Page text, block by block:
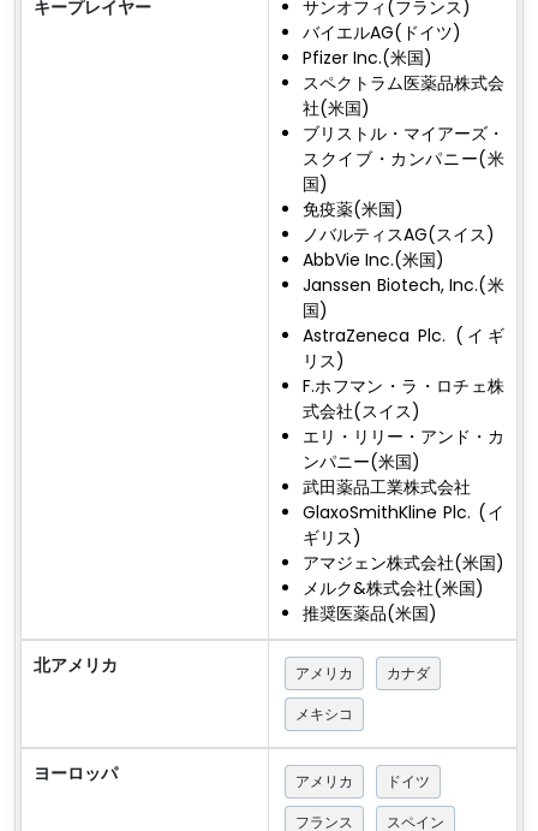
キープレイヤー
サンオフィ(フランス)
バイエルAG(ドイツ)
Pfizer Inc.(米国)
スペクトラム医薬品株式会
社(米国)
ブリストル・マイアーズ・
スクイブ・カンパニー(米
国)
免疫薬(米国)
ノバルティスAG(スイス)
AbbVie Inc.(米国)
Janssen Biotech, Inc.(米
国)
AstraZeneca Plc. (イギ
リス)
F.ホフマン・ラ・ロチェ株
式会社(スイス)
エリ・リリー・アンド・カ
ンパニー(米国)
武田薬品工業株式会社
GlaxoSmithKline Plc. (イ
ギリス)
アマジェン株式会社(米国)
メルク&株式会社(米国)
推奨医薬品(米国)
北アメリカ アメリカ
カナダ
メキシコ
ヨーロッパ アメリカ
ドイツ
フランス
スペイン